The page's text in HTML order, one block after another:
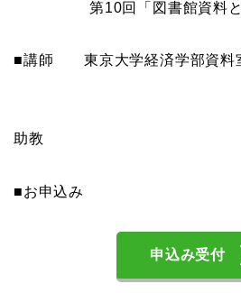
第10回「図書館資料と脱
■講師 東京大学経済学部資
矢野正
森脇優
助教
■お申込み
申込み受付